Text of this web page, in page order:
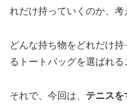
れだけ持っていくのか、考
どんな持ち物をどれだけ
るトートバッグを選ばれる
それで、今回は、 テニスを